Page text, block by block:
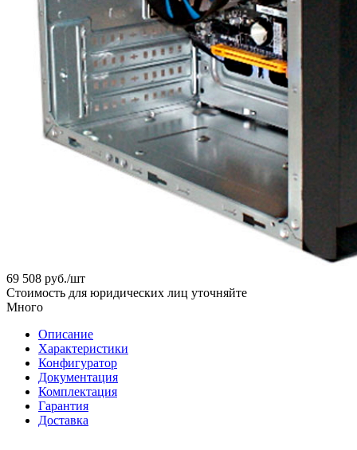
69 508 руб./шт
Стоимость для юридических лиц уточняйте
Много
Описание
Характеристики
Конфигуратор
Документация
Комплектация
Гарантия
Доставка